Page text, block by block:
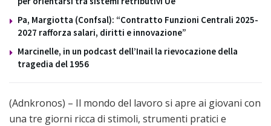
Pa, Margiotta (Confsal): “Contratto Funzioni Centrali 2025-
2027 rafforza salari, diritti e innovazione”
Marcinelle, in un podcast dell’Inail la rievocazione della
tragedia del 1956
(Adnkronos) – Il mondo del lavoro si apre ai giovani con
una tre giorni ricca di stimoli, strumenti pratici e